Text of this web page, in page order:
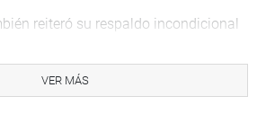
reiteró su respaldo incondicional
legislativas y gestiones ante el
cumpla con lo que la ley y la
VER MÁS